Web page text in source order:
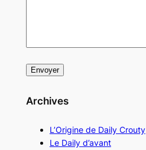
Archives
L’Origine de Daily Crouty
Le Daily d’avant